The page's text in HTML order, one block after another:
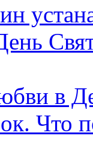
в
Что